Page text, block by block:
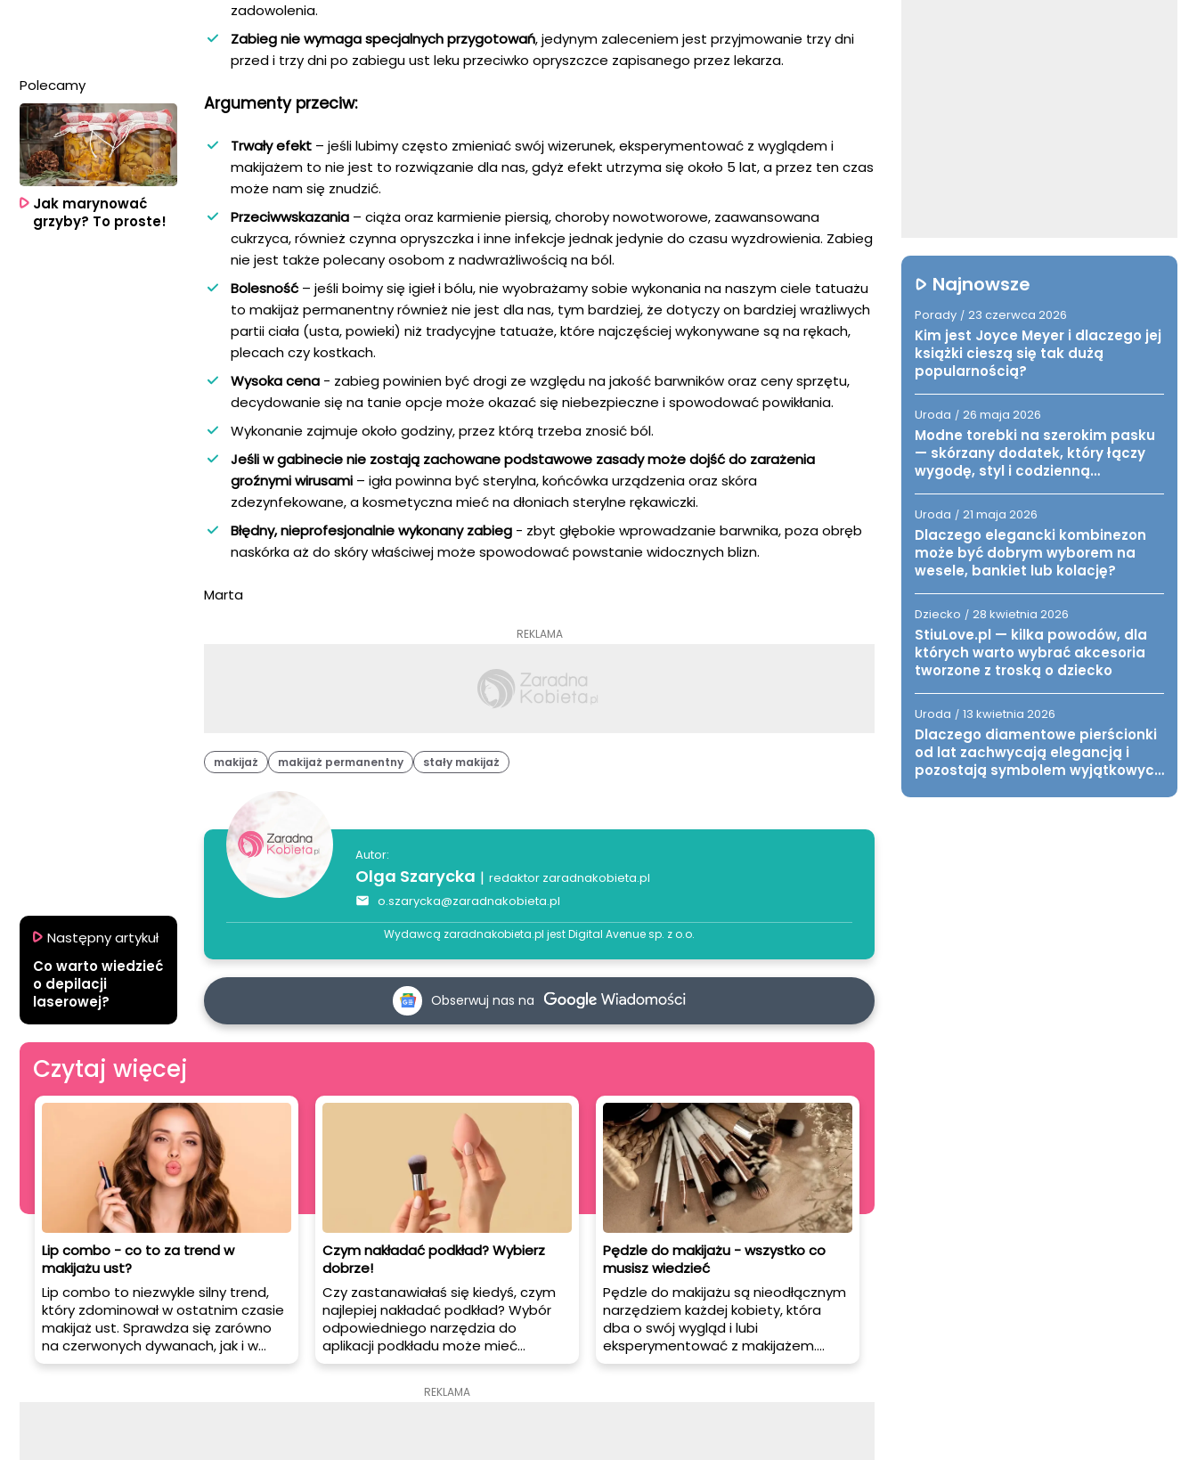
zadowolenia.
Zabieg nie wymaga specjalnych przygotowań, jedynym zaleceniem jest przyjmowanie trzy dni
przed i trzy dni po zabiegu ust leku przeciwko opryszczce zapisanego przez lekarza.
Argumenty przeciw:
Trwały efekt – jeśli lubimy często zmieniać swój wizerunek, eksperymentować z wyglądem i
makijażem to nie jest to rozwiązanie dla nas, gdyż efekt utrzyma się około 5 lat, a przez ten czas
może nam się znudzić.
Przeciwwskazania – ciąża oraz karmienie piersią, choroby nowotworowe, zaawansowana
cukrzyca, również czynna opryszczka i inne infekcje jednak jedynie do czasu wyzdrowienia. Zabieg
nie jest także polecany osobom z nadwrażliwością na ból.
Bolesność– jeśli boimy się igieł i bólu, nie wyobrażamy sobie wykonania na naszym ciele tatuażu
to makijaż permanentny również nie jest dla nas, tym bardziej, że dotyczy on bardziej wrażliwych
partii ciała (usta, powieki) niż tradycyjne tatuaże, które najczęściej wykonywane są na rękach,
plecach czy kostkach.
Wysoka cena - zabieg powinien być drogi ze względu na jakość barwników oraz ceny sprzętu,
decydowanie się na tanie opcje może okazać się niebezpieczne i spowodować powikłania.
Wykonanie zajmuje około godziny, przez którą trzeba znosić ból.
Jeśli w gabinecie nie zostają zachowane podstawowe zasady może dojść do zarażenia
groźnymi wirusami – igła powinna być sterylna, końcówka urządzenia oraz skóra
zdezynfekowane, a kosmetyczna mieć na dłoniach sterylne rękawiczki.
Błędny, nieprofesjonalnie wykonany zabieg - zbyt głębokie wprowadzanie barwnika, poza obręb
naskórka aż do skóry właściwej może spowodować powstanie widocznych blizn.
Marta
REKLAMA
makijaż makijaż permanentny stały makijaż
Autor:
Olga Szarycka | redaktor zaradnakobieta.pl
o.szarycka@zaradnakobieta.pl
Wydawcą zaradnakobieta.pl jestDigital Avenue sp. z o.o.
Obserwuj nas na
Polecamy
Jak marynować
grzyby? To proste!
Następny artykuł
Co warto wiedzieć
o depilacji
laserowej?
Czytaj więcej
Lip combo - co to za trend w
makijażu ust?
Lip combo to niezwykle silny trend,
który zdominował w ostatnim czasie
makijaż ust. Sprawdza się zarówno
na czerwonych dywanach, jak i w
mediach społecznościowych,
Czym nakładać podkład? Wybierz
dobrze!
Czy zastanawiałaś się kiedyś, czym
najlepiej nakładać podkład? Wybór
odpowiedniego narzędzia do
aplikacji podkładu może mieć
ogromny wpływ na finalny efekt
podpowiemy Ci, jakie są
Pędzle do makijażu - wszystko co
musisz wiedzieć
Pędzle do makijażu są nieodłącznym
narzędziem każdej kobiety, która
dba o swój wygląd i lubi
eksperymentować z makijażem.
Dzięki nim możemy precyzyjnie
REKLAMA
Najnowsze
Porady / 23 czerwca 2026
Kim jest Joyce Meyer i dlaczego jej
książki cieszą się tak dużą
popularnością?
Uroda / 26 maja 2026
Modne torebki na szerokim pasku
— skórzany dodatek, który łączy
wygodę, styl i codzienną
Uroda / 21 maja 2026
Dlaczego elegancki kombinezon
może być dobrym wyborem na
wesele, bankiet lub kolację?
Dziecko / 28 kwietnia 2026
StiuLove.pl — kilka powodów, dla
których warto wybrać akcesoria
tworzone z troską o dziecko
Uroda / 13 kwietnia 2026
Dlaczego diamentowe pierścionki
od lat zachwycają elegancją i
pozostają symbolem wyjątkowych